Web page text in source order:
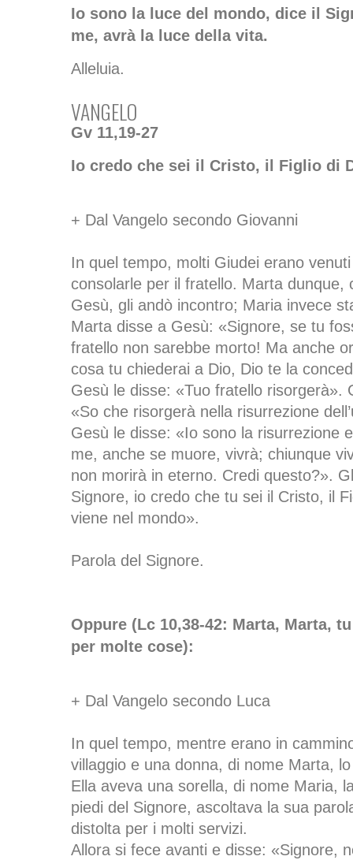
Io sono la luce del mondo, dice il
me, avrà la luce della vita.
Alleluia.
VANGELO
Gv 11,19-27
Io credo che sei il Cristo, il Figlio di
+ Dal Vangelo secondo Giovanni
In quel tempo, molti Giudei erano
consolarle per il fratello. Marta dunque,
Gesù, gli andò incontro; Maria invece
Marta disse a Gesù: «Signore, se tu
fratello non sarebbe morto! Ma anche
cosa tu chiederai a Dio, Dio te la
Gesù le disse: «Tuo fratello risorgerà».
«So che risorgerà nella risurrezione
Gesù le disse: «Io sono la risurrezione
me, anche se muore, vivrà; chiunque
non morirà in eterno. Credi questo?».
Signore, io credo che tu sei il Cristo, il
viene nel mondo».
Parola del Signore.
Oppure (Lc 10,38-42: Marta, Marta,
per molte cose):
+ Dal Vangelo secondo Luca
In quel tempo, mentre erano in
villaggio e una donna, di nome Marta,
Ella aveva una sorella, di nome Maria,
piedi del Signore, ascoltava la sua
distolta per i molti servizi.
Allora si fece avanti e disse: «Signore,